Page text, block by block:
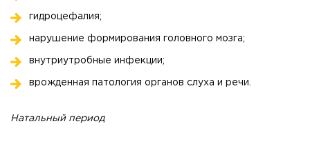
гидроцефалия;
нарушение формирования головного мозга;
внутриутробные инфекции;
врожденная патология органов слуха и речи.
Натальный период